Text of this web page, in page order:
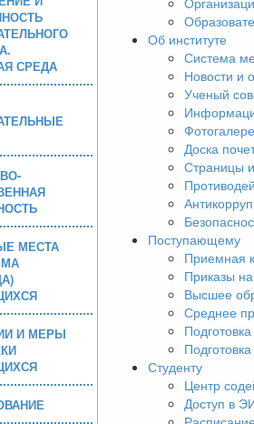
СРЕДА
МЕСТА
И МЕРЫ
Об институте
Система
Новости и
Ученый
Доска
Страницы
Поступающему
Приемная
Приказы
Высшее
Среднее
Студенту
Центр
Доступ в